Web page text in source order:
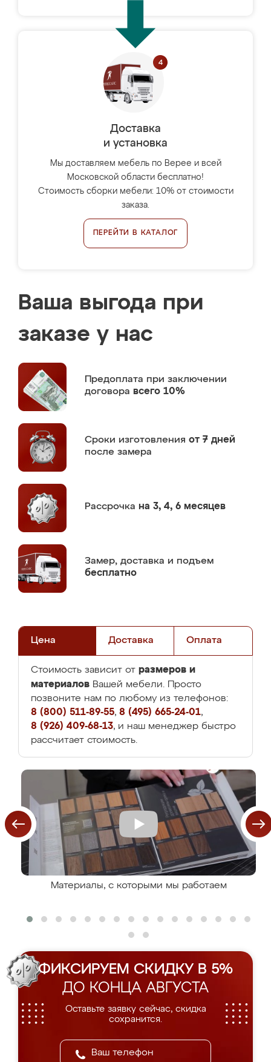
Доставка
и установка
Мы доставляем мебель по Верее и всей
Московской области бесплатно!
Стоимость сборки мебели: 10% от стоимости
заказа.
ПЕРЕЙТИ В КАТАЛОГ
Ваша выгода при
заказе у нас
Предоплата при заключении
договора всего 10%
Сроки изготовления от 7 дней
после замера
Рассрочка на 3, 4, 6 месяцев
Замер, доставка и подъем
бесплатно
Цена Доставка Оплата
Стоимость зависит от размеров и
материалов Вашей мебели. Просто
позвоните нам по любому из телефонов:
8 (800) 511-89-55, 8 (495) 665-24-01,
8 (926) 409-68-13, и наш менеджер быстро
рассчитает стоимость.
Материалы, с которыми мы работаем
ФИКСИРУЕМ СКИДКУ В 5%
ДО КОНЦА АВГУСТА
Оставьте заявку сейчас, скидка
сохранится.